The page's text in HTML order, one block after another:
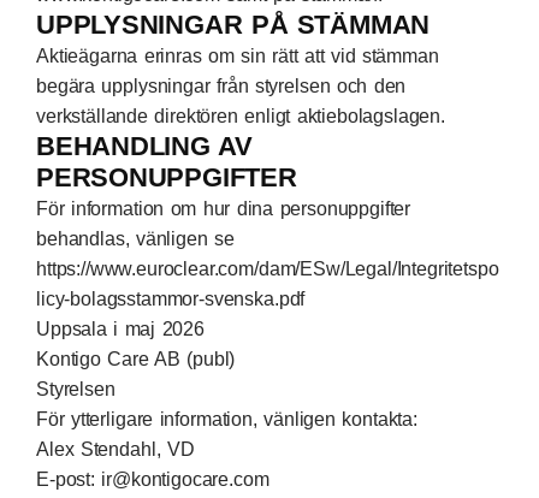
UPPLYSNINGAR PÅ STÄMMAN
Aktieägarna erinras om sin rätt att vid stämman
begära upplysningar från styrelsen och den
verkställande direktören enligt aktiebolagslagen.
BEHANDLING AV
PERSONUPPGIFTER
För information om hur dina personuppgifter
behandlas, vänligen se
https://www.euroclear.com/dam/ESw/Legal/Integritetspo
licy-bolagsstammor-svenska.pdf
Uppsala i maj 2026
Kontigo Care AB (publ)
Styrelsen
För ytterligare information, vänligen kontakta:
Alex Stendahl, VD
E-post: ir@kontigocare.com